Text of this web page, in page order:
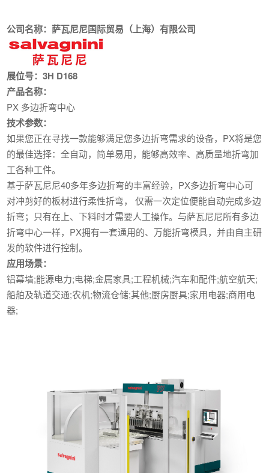
公司名称：萨瓦尼尼国际贸易（上海）有限公司
展位号：3H D168
产品名称：
PX 多边折弯中心
技术参数：
如果您正在寻找一款能够满足您多边折弯需求的设备，PX将是您
的最佳选择：全自动，简单易用，能够高效率、高质量地折弯加
工各种工件。
基于萨瓦尼尼40多年多边折弯的丰富经验，PX多边折弯中心可
对冲剪好的板材进行柔性折弯， 仅需一次定位便能自动完成多边
折弯；只有在上、下料时才需要人工操作。与萨瓦尼尼所有多边
折弯中心一样，PX拥有一套通用的、万能折弯模具，并由自主研
发的软件进行控制。
应用场景：
铝幕墙;能源电力;电梯;金属家具;工程机械;汽车和配件;航空航天;
船舶及轨道交通;农机;物流仓储;其他;厨房厨具;家用电器;商用电
器;